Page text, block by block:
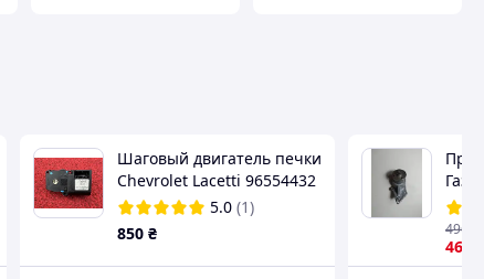
Шаговый двигатель печки
Chevrolet Lacetti 96554432
2003-2012
5.0 (1)
850 ₴
464
496